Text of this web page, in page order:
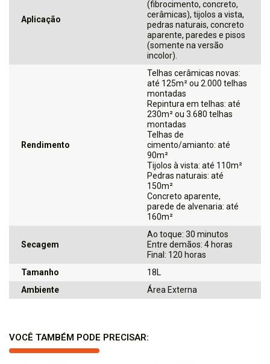
Aplicação
(fibrocimento, concreto,
cerâmicas), tijolos a vista,
pedras naturais, concreto
aparente, paredes e pisos
(somente na versão
incolor).
Rendimento
Telhas cerâmicas novas:
até 125m² ou 2.000 telhas
montadas
Repintura em telhas: até
230m² ou 3.680 telhas
montadas
Telhas de
cimento/amianto: até
90m²
Tijolos à vista: até 110m²
Pedras naturais: até
150m²
Concreto aparente,
parede de alvenaria: até
160m²
Secagem
Ao toque: 30 minutos
Entre demãos: 4 horas
Final: 120 horas
Tamanho
18L
Ambiente
Área Externa
VOCÊ TAMBÉM PODE PRECISAR: